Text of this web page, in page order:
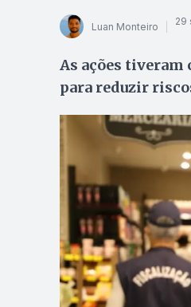
Luan Monteiro 29
As ações
para reduzir